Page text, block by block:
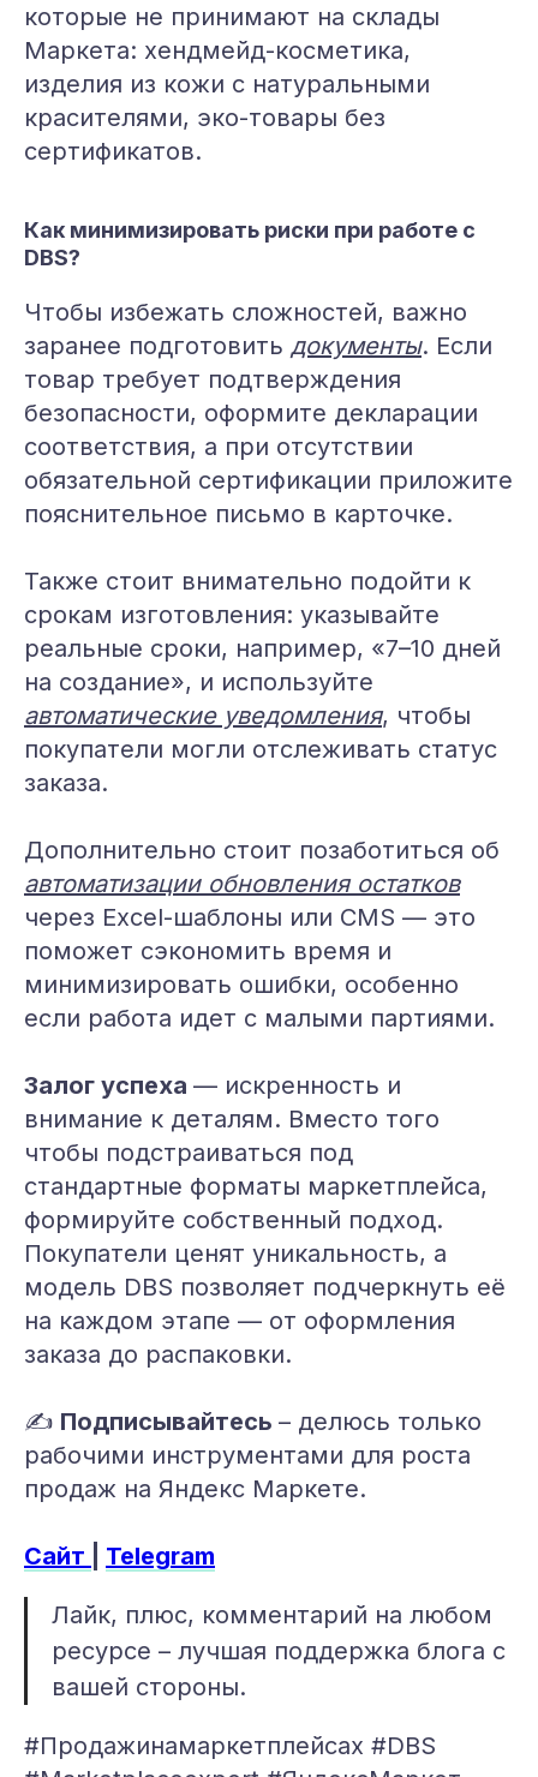
которые не принимают на склады
Маркета: хендмейд-косметика,
изделия из кожи с натуральными
красителями, эко-товары без
сертификатов.
Как минимизировать риски при работе с
DBS?
Чтобы избежать сложностей, важно
заранее подготовить документы. Если
товар требует подтверждения
безопасности, оформите декларации
соответствия, а при отсутствии
обязательной сертификации приложите
пояснительное письмо в карточке.
Также стоит внимательно подойти к
срокам изготовления: указывайте
реальные сроки, например, «7–10 дней
на создание», и используйте
автоматические уведомления, чтобы
покупатели могли отслеживать статус
заказа.
Дополнительно стоит позаботиться об
автоматизации обновления остатков
через Excel-шаблоны или CMS — это
поможет сэкономить время и
минимизировать ошибки, особенно
если работа идет с малыми партиями.
Залог успеха — искренность и
внимание к деталям. Вместо того
чтобы подстраиваться под
стандартные форматы маркетплейса,
формируйте собственный подход.
Покупатели ценят уникальность, а
модель DBS позволяет подчеркнуть её
на каждом этапе — от оформления
заказа до распаковки.
✍️ Подписывайтесь – делюсь только
рабочими инструментами для роста
продаж на Яндекс Маркете.
Сайт Telegram
Лайк, плюс, комментарий на любом
ресурсе – лучшая поддержка блога с
вашей стороны.
#Продажинамаркетплейсах #DBS